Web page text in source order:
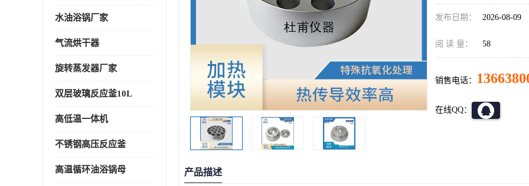
水油浴锅厂家
气流烘干器
旋转蒸发器厂家
双层玻璃反应釜10L
高低温一体机
不锈钢高压反应釜
高温循环油浴锅母
发布日期： 2026-08-09
阅 读 量： 58
销售电话：
在线QQ：
产品描述